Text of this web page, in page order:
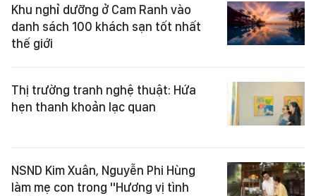
Khu nghỉ dưỡng ở Cam Ranh vào
danh sách 100 khách sạn tốt nhất
thế giới
Thị trường tranh nghệ thuật: Hứa
hẹn thanh khoản lạc quan
NSND Kim Xuân, Nguyễn Phi Hùng
làm mẹ con trong "Hương vị tình